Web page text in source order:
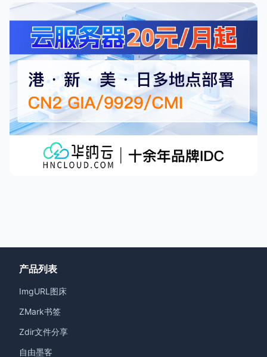
产品列表
ImgURL图床
ZMark书签
Zdir文件分享
自由墨客